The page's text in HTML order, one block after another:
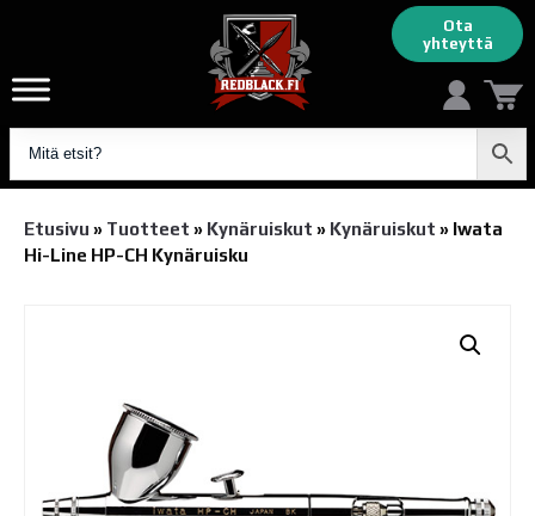
Ota
yhteyttä
Etusivu » Tuotteet » Kynäruiskut » Kynäruiskut » Iwata
Hi-Line HP-CH Kynäruisku